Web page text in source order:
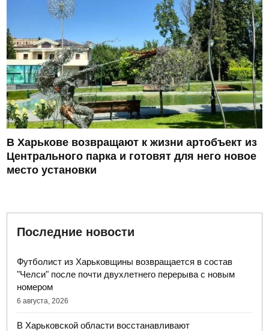
В Харькове возвращают к жизни артобъект из
Центрального парка и готовят для него новое
место установки
Последние новости
Футболист из Харьковщины возвращается в состав
"Челси" после почти двухлетнего перерыва с новым
номером
6 августа, 2026
В Харьковской области восстанавливают